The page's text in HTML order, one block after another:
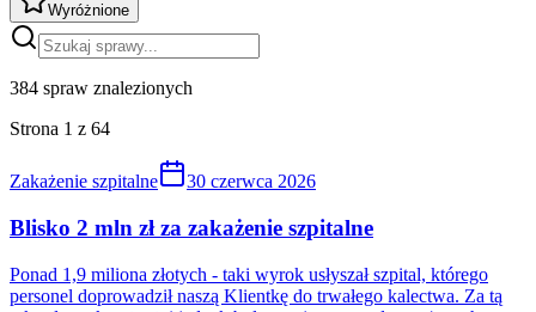
Wyróżnione
384 spraw znalezionych
Strona 1 z 64
Zakażenie szpitalne 30 czerwca 2026
Blisko 2 mln zł za zakażenie szpitalne
Ponad 1,9 miliona złotych - taki wyrok usłyszał szpital, którego
personel doprowadził naszą Klientkę do trwałego kalectwa. Za tą